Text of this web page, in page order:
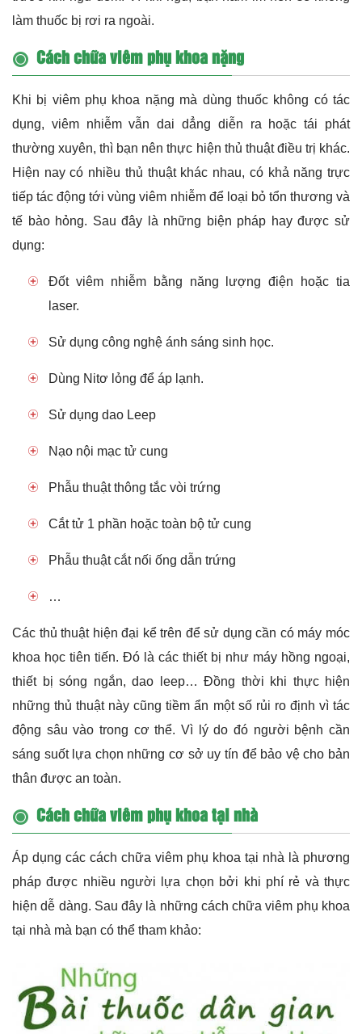
làm thuốc bị rơi ra ngoài.
Cách chữa viêm phụ khoa nặng
Khi bị viêm phụ khoa nặng mà dùng thuốc không có tác
dụng, viêm nhiễm vẫn dai dẳng diễn ra hoặc tái phát
thường xuyên, thì bạn nên thực hiện thủ thuật điều trị khác.
Hiện nay có nhiều thủ thuật khác nhau, có khả năng trực
tiếp tác động tới vùng viêm nhiễm để loại bỏ tổn thương và
tế bào hỏng. Sau đây là những biện pháp hay được sử
dụng:
Đốt viêm nhiễm bằng năng lượng điện hoặc tia
laser.
Sử dụng công nghệ ánh sáng sinh học.
Dùng Nitơ lỏng để áp lạnh.
Sử dụng dao Leep
Nạo nội mạc tử cung
Phẫu thuật thông tắc vòi trứng
Cắt tử 1 phần hoặc toàn bộ tử cung
Phẫu thuật cắt nối ống dẫn trứng
…
Các thủ thuật hiện đại kể trên để sử dụng cần có máy móc
khoa học tiên tiến. Đó là các thiết bị như máy hồng ngoại,
thiết bị sóng ngắn, dao leep… Đồng thời khi thực hiện
những thủ thuật này cũng tiềm ẩn một số rủi ro định vì tác
động sâu vào trong cơ thể. Vì lý do đó người bệnh cần
sáng suốt lựa chọn những cơ sở uy tín để bảo vệ cho bản
thân được an toàn.
Cách chữa viêm phụ khoa tại nhà
Áp dụng các cách chữa viêm phụ khoa tại nhà là phương
pháp được nhiều người lựa chọn bởi khi phí rẻ và thực
hiện dễ dàng. Sau đây là những cách chữa viêm phụ khoa
tại nhà mà bạn có thể tham khảo: